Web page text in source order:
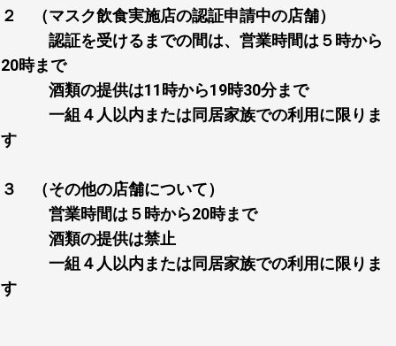
２ （マスク飲食実施店の認証申請中の店舗）
認証を受けるまでの間は、営業時間は５時から
20時まで
酒類の提供は11時から19時30分まで
一組４人以内または同居家族での利用に限りま
す
３ （その他の店舗について）
営業時間は５時から20時まで
酒類の提供は禁止
一組４人以内または同居家族での利用に限りま
す